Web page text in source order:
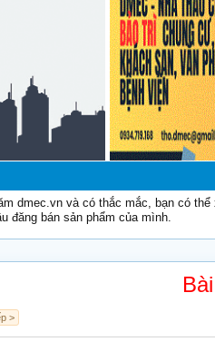
dmec.vn và có thắc mắc, bạn có
đăng bán sản phẩm của mình.
>